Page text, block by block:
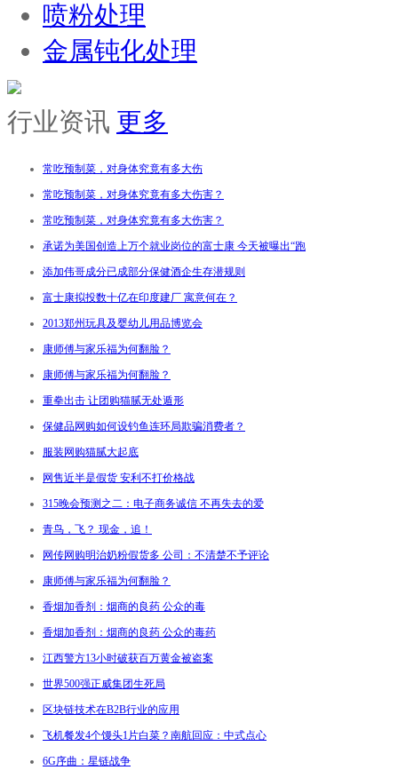
喷粉处理
金属钝化处理
行业资讯 更多
常吃预制菜，对身体究竟有多大伤
常吃预制菜，对身体究竟有多大伤害？
常吃预制菜，对身体究竟有多大伤害？
承诺为美国创造上万个就业岗位的富士康 今天被曝出“跑
添加伟哥成分已成部分保健酒企生存潜规则
富士康拟投数十亿在印度建厂 寓意何在？
2013郑州玩具及婴幼儿用品博览会
康师傅与家乐福为何翻脸？
康师傅与家乐福为何翻脸？
重拳出击 让团购猫腻无处遁形
保健品网购如何设钓鱼连环局欺骗消费者？
服装网购猫腻大起底
网售近半是假货 安利不打价格战
315晚会预测之二：电子商务诚信 不再失去的爱
青鸟，飞？ 现金，追！
网传网购明治奶粉假货多 公司：不清楚不予评论
康师傅与家乐福为何翻脸？
香烟加香剂：烟商的良药 公众的毒
香烟加香剂：烟商的良药 公众的毒药
江西警方13小时破获百万黄金被盗案
世界500强正威集团生死局
区块链技术在B2B行业的应用
飞机餐发4个馒头1片白菜？南航回应：中式点心
6G序曲：星链战争